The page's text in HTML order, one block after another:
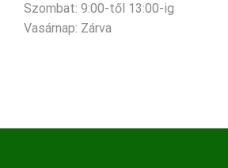
Szombat: 9:00-től 13:00-ig
Vasárnap: Zárva